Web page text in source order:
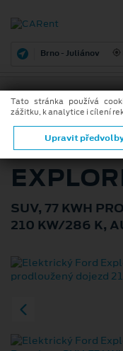
Brno - Juliánov
SUV, 77 KWH
210 KW/286 K,
Tato stránka používá
zážitku, k analytice i cílení
Upravit